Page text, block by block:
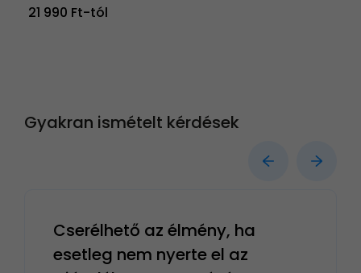
21 990 Ft-tól
Gyakran ismételt kérdések
Cserélhető az élmény, ha
esetleg nem nyerte el az